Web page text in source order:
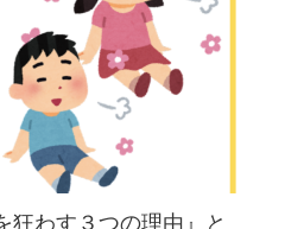
狂わす３つの理由』と